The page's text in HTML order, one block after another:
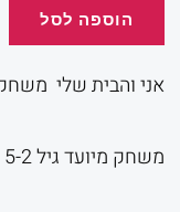
הוספה לסל
אני והבית שלי
משחק מיועד גיל 5-2 שנים